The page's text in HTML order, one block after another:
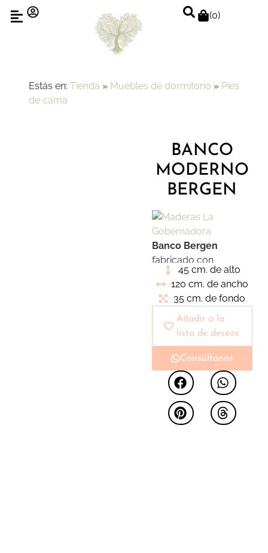
(0)
Estás en: Tienda » Muebles de dormitorio » Pies
de cama
BANCO
MODERNO
BERGEN
Banco Bergen
fabricado con
materias primas
seleccionadas.Pieza
para ubicar como pie
de cama o
complemento para
nuestro ambiente de
dormitorio. Líneas
rectas y puras que
transmiten sobriedad
45 cm. de alto
120 cm. de ancho
35 cm. de fondo
Añadir a la
lista de deseos
Consúltanos